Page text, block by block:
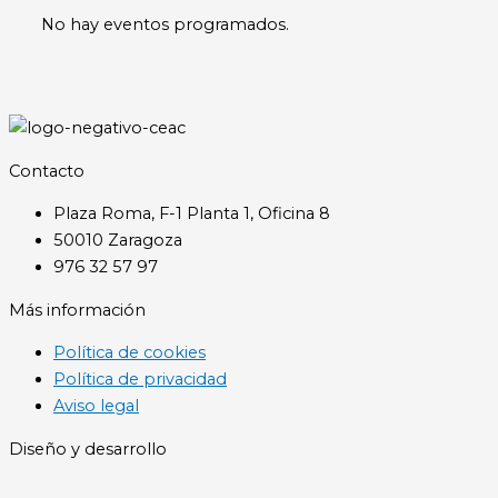
No hay eventos programados.
Contacto
Plaza Roma, F-1 Planta 1, Oficina 8
50010 Zaragoza
976 32 57 97
Más información
Política de cookies
Política de privacidad
Aviso legal
Diseño y desarrollo